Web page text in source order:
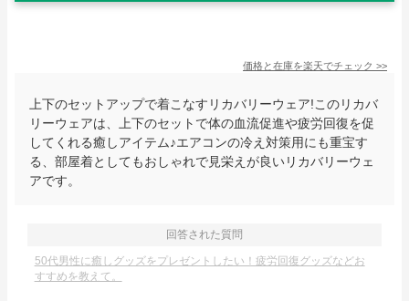
価格と在庫を楽天でチェック >>
上下のセットアップで着こなすリカバリーウェア!このリカバ
リーウェアは、上下のセットで体の血流促進や疲労回復を促
してくれる癒しアイテム♪エアコンの冷え対策用にも重宝す
る、部屋着としてもおしゃれで見栄えが良いリカバリーウェ
アです。
回答された質問
50代男性に癒しグッズをプレゼントしたい！疲労回復グッズなどお
すすめを教えて。